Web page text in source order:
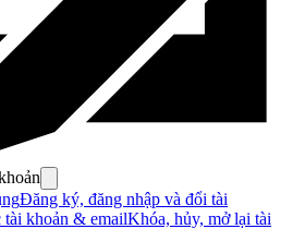
Đăng ký, đăng nhập và đổi tài
khoản & emailKhóa, hủy, mở lại tài